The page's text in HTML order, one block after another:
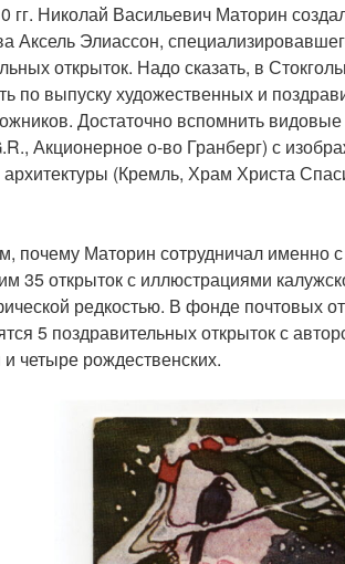
гг. Николай Васильевич Маторин
Аксель Элиассон,
открыток. Надо сказать, в
по выпуску художественных и
Достаточно вспомнить
Акционерное о-во Гранберг) с
архитектуры (Кремль, Храм Христа
почему Маторин сотрудничал именно
35 открыток с иллюстрациями
редкостью. В фонде почтовых
5 поздравительных открыток с
четыре рождественских.